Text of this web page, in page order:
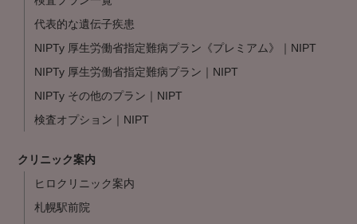
代表的な遺伝子疾患
NIPTy 厚生労働省指定難病プラン《プレミアム》｜NIPT
NIPTy 厚生労働省指定難病プラン｜NIPT
NIPTy その他のプラン｜NIPT
検査オプション｜NIPT
クリニック案内
ヒロクリニック案内
札幌駅前院